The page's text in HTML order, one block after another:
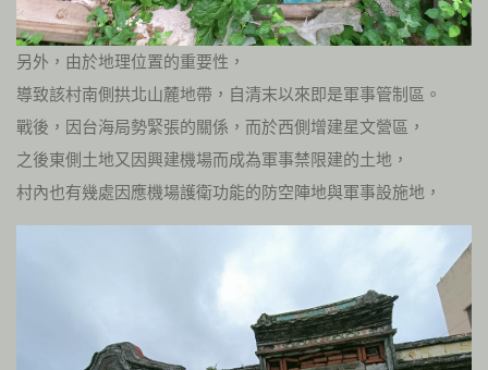
另外，由於地理位置的重要性，
導致該村南側拱北山麓地帶，自清末以來即是軍事管制區。
戰後，因台海局勢緊張的關係，而於西側增建星文營區，
之後東側土地又因興建機場而成為軍事禁限建的土地，
村內也有幾處因應機場護衛功能的防空陣地與軍事設施地，